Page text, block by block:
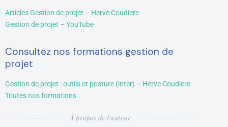
Articles Gestion de projet – Herve Coudiere
Gestion de projet – YouTube
Consultez nos formations gestion de
projet
Gestion de projet : outils et posture (inter) – Herve Coudiere
Toutes nos formations
À propos de l'auteur